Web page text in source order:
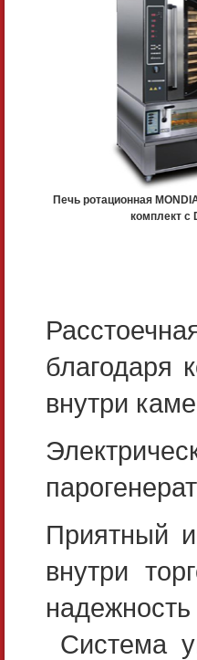
Печь ротационная
комплект с
благодаря
внутри
Приятный
внутри
Система